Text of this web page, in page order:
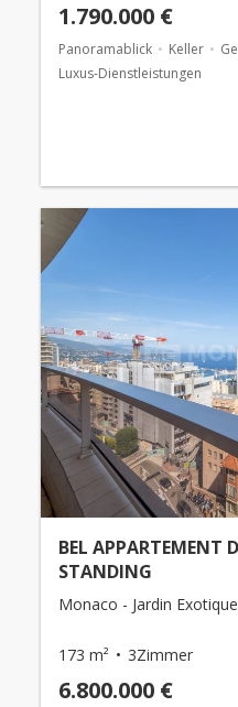
1.790.000 €
Panoramablick Keller
Luxus-Dienstleistungen
BEL APPARTEMENT
STANDING
Monaco - Jardin Exotique
173 m² 3Zimmer
6.800.000 €